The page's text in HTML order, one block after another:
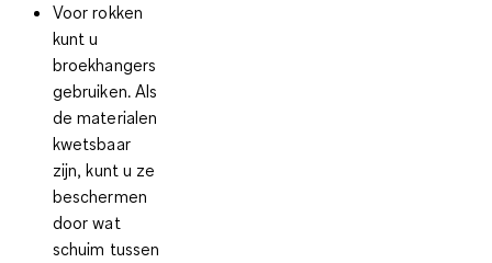
Voorrokken
kunt u
broekhangers
gebruiken. Als
de materialen
kwetsbaar
zijn, kunt u ze
beschermen
door wat
schuim tussen